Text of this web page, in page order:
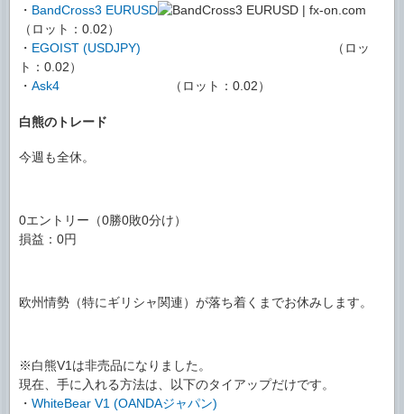
・ BandCross3 EURUSD
（ロット：0.02）
・ EGOIST (USDJPY)
（ロッ
ト：0.02）
・ Ask4 （ロット：0.02）
白熊のトレード
今週も全休。
0エントリー（0勝0敗0分け）
損益：0円
欧州情勢（特にギリシャ関連）が落ち着くまでお休みします。
※白熊V1は非売品になりました。
現在、手に入れる方法は、以下のタイアップだけです。
・ WhiteBear V1 (OANDAジャパン)